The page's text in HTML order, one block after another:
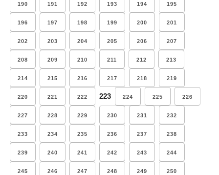
190 191 192 193 194 195
196 197 198 199 200 201
202 203 204 205 206 207
208 209 210 211 212 213
214 215 216 217 218 219
220 221 222 223 224 225 226
227 228 229 230 231 232
233 234 235 236 237 238
239 240 241 242 243 244
245 246 247 248 249 250